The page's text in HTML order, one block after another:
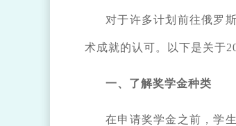
对于许多计划前往俄罗
术成就的认可。以下是关于
一、了解奖学金种类
在申请奖学金之前，学